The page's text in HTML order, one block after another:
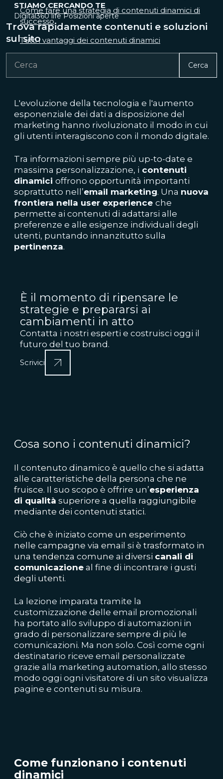
STIAMO CERCANDO TE
Digital360 life Posizioni aperte
Trova rapidamente contenuti e soluzioni
sul sito
Cerca
Come fare una strategia di contenuti dinamici di
successo
Tutti i vantaggi dei contenuti dinamici
L'evoluzione della tecnologia e l'aumento
esponenziale dei dati a disposizione del
marketing hanno rivoluzionato il modo in cui
gli utenti interagiscono con il mondo digitale.
Tra informazioni sempre più up-to-date e
massima personalizzazione, i contenuti
dinamici offrono opportunità importanti
soprattutto nell’email marketing. Una nuova
frontiera nella user experience che
permette ai contenuti di adattarsi alle
preferenze e alle esigenze individuali degli
utenti, puntando innanzitutto sulla
pertinenza.
È il momento di ripensare le
strategie e prepararsi ai
cambiamenti in atto
Contatta i nostri esperti e costruisci oggi il
futuro del tuo brand.
Scrivici
Cosa sono i contenuti dinamici?
Il contenuto dinamico è quello che si adatta
alle caratteristiche della persona che ne
fruisce. Il suo scopo è offrire un’esperienza
di qualità superiore a quella raggiungibile
mediante dei contenuti statici.
Ciò che è iniziato come un esperimento
nelle campagne via email si è trasformato in
una tendenza comune ai diversi canali di
comunicazione al fine di incontrare i gusti
degli utenti.
La lezione imparata tramite la
customizzazione delle email promozionali
ha portato allo sviluppo di automazioni in
grado di personalizzare sempre di più le
comunicazioni. Ma non solo. Così come ogni
destinatario riceve email personalizzate
grazie alla marketing automation, allo stesso
modo oggi ogni visitatore di un sito visualizza
pagine e contenuti su misura.
Come funzionano i contenuti
dinamici